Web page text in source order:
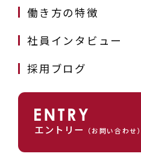
働き方の特徴
社員インタビュー
採用ブログ
エントリー （お問い合わせ）